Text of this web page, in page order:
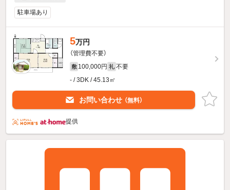
駐車場あり
5万円
（管理費不要）
敷 100,000円 礼 不要
- / 3DK / 45.13㎡
お問い合わせ （無料）
提供